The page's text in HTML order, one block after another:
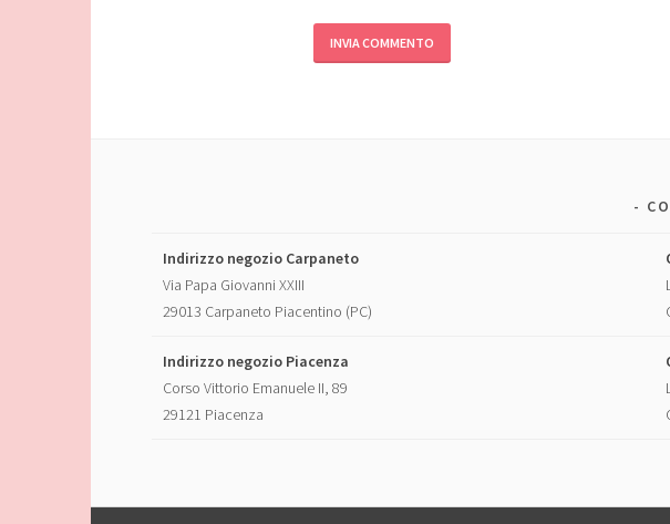
Indirizzo negozio Carpaneto
Via Papa Giovanni XXIII
29013 Carpaneto Piacentino (PC)
Indirizzo negozio Piacenza
Corso Vittorio Emanuele II, 89
29121 Piacenza